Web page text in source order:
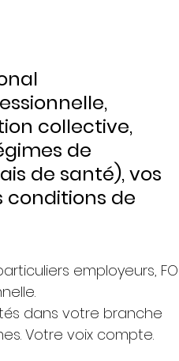
collective,
de
de santé), vos
conditions de
employeurs, FO
dans votre branche
Votre voix compte.